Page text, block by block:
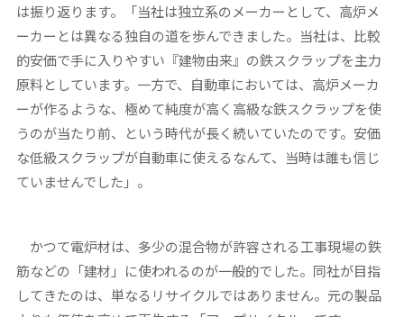
は振り返ります。「当社は独立系のメーカーとして、高炉メ
ーカーとは異なる独自の道を歩んできました。当社は、比較
的安価で手に入りやすい『建物由来』の鉄スクラップを主力
原料としています。一方で、自動車においては、高炉メーカ
ーが作るような、極めて純度が高く高級な鉄スクラップを使
うのが当たり前、という時代が長く続いていたのです。安価
な低級スクラップが自動車に使えるなんて、当時は誰も信じ
ていませんでした」。
かつて電炉材は、多少の混合物が許容される工事現場の鉄
筋などの「建材」に使われるのが一般的でした。同社が目指
してきたのは、単なるリサイクルではありません。元の製品